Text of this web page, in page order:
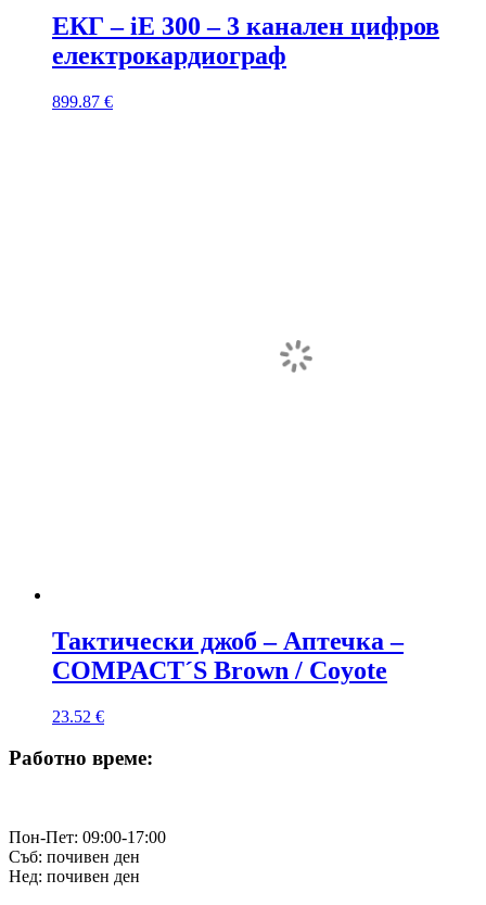
ЕКГ – iE 300 – 3 канален цифров
електрокардиограф
899.87 €
Тактически джоб – Аптечка –
COMPACT´S Brown / Coyote
23.52 €
Работно време:
Пон-Пет: 09:00-17:00
Съб: почивен ден
Нед: почивен ден